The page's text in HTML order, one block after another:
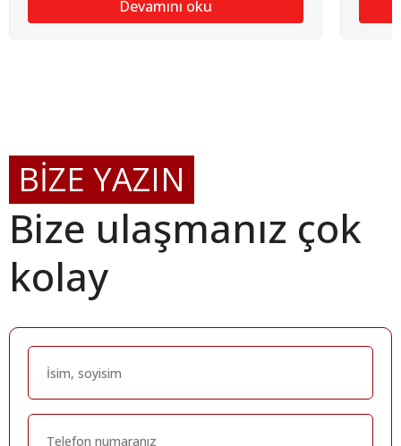
Devamını oku
BİZE YAZIN
Bize ulaşmanız çok
kolay